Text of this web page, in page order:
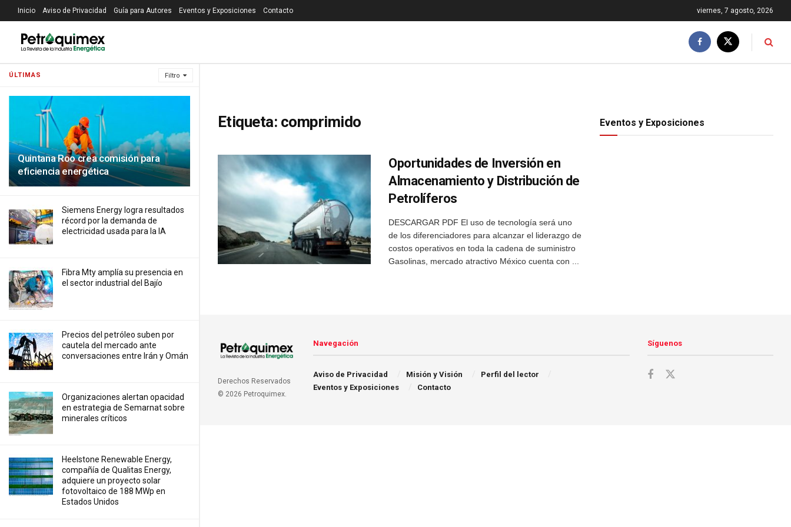
ÚLTIMAS Filtro
Quintana Roo crea comisión para
eficiencia energética
Siemens Energy logra resultados
récord por la demanda de
electricidad usada para la IA
Fibra Mty amplía su presencia en
el sector industrial del Bajío
Precios ⁠del petróleo suben por
cautela del mercado ante
conversaciones entre Irán y Omán
Organizaciones alertan opacidad
en estrategia de Semarnat sobre
minerales críticos
Heelstone Renewable Energy,
compañía de Qualitas Energy,
adquiere un proyecto solar
fotovoltaico de 188 MWp en
Estados Unidos
Inicio Aviso de Privacidad Guía para Autores Eventos y Exposiciones Contacto viernes, 7 agosto, 2026
Etiqueta: comprimido
Oportunidades de Inversión en
Almacenamiento y Distribución de
Petrolíferos
DESCARGAR PDF El uso de tecnología será uno
de los diferenciadores para alcanzar el liderazgo de
costos operativos en toda la cadena de suministro
Gasolinas, mercado atractivo México cuenta con ...
Eventos y Exposiciones
Derechos Reservados
© 2026 Petroquimex.
Navegación
Aviso de Privacidad Misión y Visión
Perfil del lector
Eventos y Exposiciones
Contacto
Síguenos